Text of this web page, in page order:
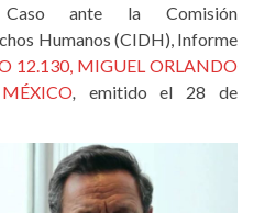
Caso ante la Comisión
Humanos (CIDH), Informe
12.130, MIGUEL ORLANDO
, emitido el 28 de